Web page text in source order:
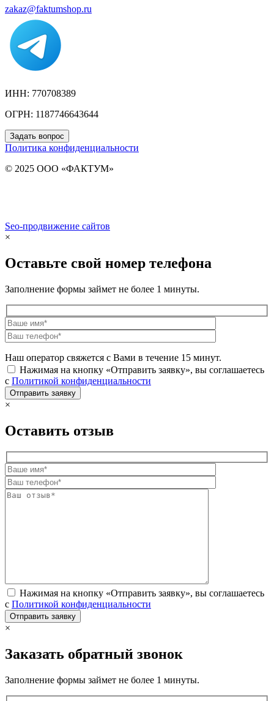
zakaz@faktumshop.ru
ИНН: 770708389
ОГРН: 1187746643644
Задать вопрос
Политика конфиденциальности
© 2025 ООО «ФАКТУМ»
Seo-продвижение сайтов
×
Оставьте свой номер телефона
Заполнение формы займет не более 1 минуты.
Наш оператор свяжется с Вами в течение 15 минут.
Нажимая на кнопку «Отправить заявку», вы соглашаетесь
с Политикой конфиденциальности
×
Оставить отзыв
Нажимая на кнопку «Отправить заявку», вы соглашаетесь
с Политикой конфиденциальности
×
Заказать обратный звонок
Заполнение формы займет не более 1 минуты.